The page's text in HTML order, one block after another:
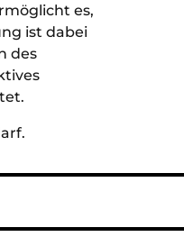
es,
ist dabei
des